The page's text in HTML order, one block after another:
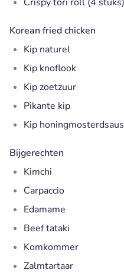
Korean fried chicken
Kip naturel
Kip knoflook
Kip zoetzuur
Pikante kip
Kip honingmosterdsaus
Bijgerechten
Kimchi
Carpaccio
Edamame
Beef tataki
Komkommer
Zalmtartaar